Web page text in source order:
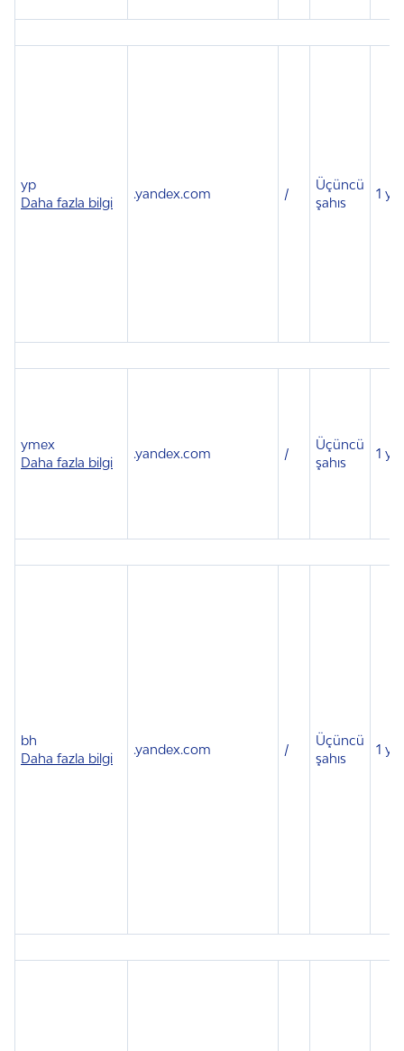
yp
Daha fazla bilgi
.yandex.com /
Üçüncü
şahıs
1 yıl
ymex
Daha fazla bilgi
.yandex.com /
Üçüncü
şahıs
1 yıl
bh
Daha fazla bilgi
.yandex.com /
Üçüncü
şahıs
1 yıl